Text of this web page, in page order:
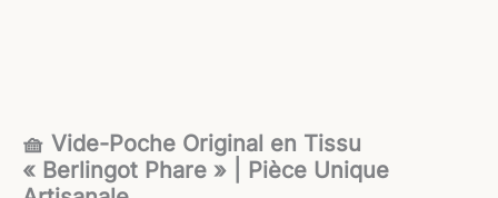
🧺 Vide-Poche Original en Tissu
« Berlingot Phare » | Pièce Unique